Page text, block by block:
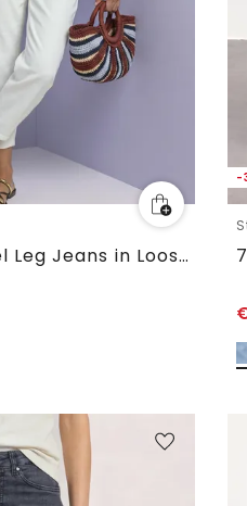
High Waist Barrel Leg Jeans in Loose Fit
-